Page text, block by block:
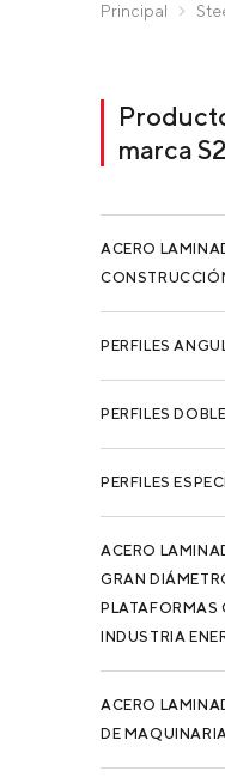
Principal
marca
ACERO
PERFILES
PERFILES
PERFILES
ACERO
GRAN
PLATAFORMAS
INDUSTRIA
ACERO
DE